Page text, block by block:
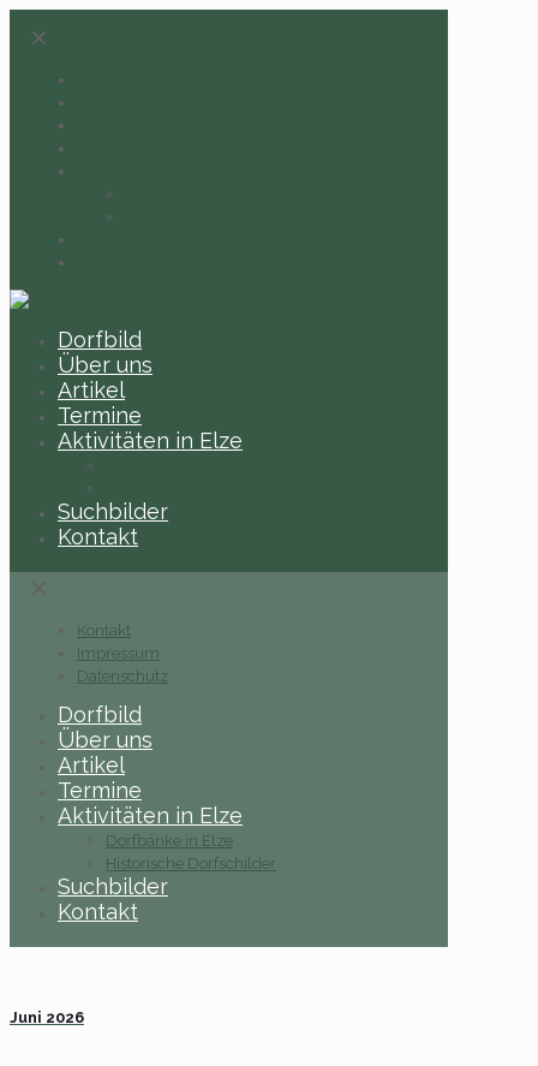
✕
Dorfbild
Über uns
Artikel
Termine
Aktivitäten in Elze
Suchbilder
Kontakt
Kontakt
Impressum
Datenschutz
Dorfbild
Über uns
Artikel
Termine
Aktivitäten in Elze
Dorfbänke in Elze
Historische Dorfschilder
Suchbilder
Kontakt
Juni 2026